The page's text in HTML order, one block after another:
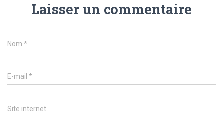
Laisser un commentaire
Nom *
E-mail *
Site internet